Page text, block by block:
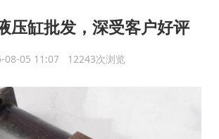
压缸批发，深受客户好评
08-05 11:07 12243次浏览